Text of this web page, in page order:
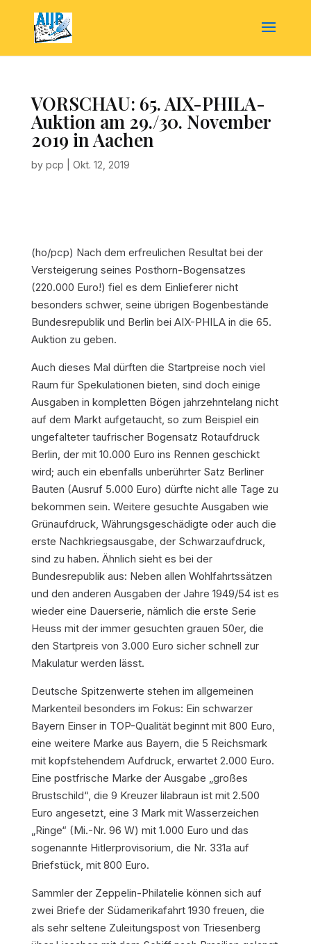
VORSCHAU: 65. AIX-PHILA-
Auktion am 29./30. November
2019 in Aachen
by pcp Okt. 12, 2019
(ho/pcp) Nach dem erfreulichen Resultat bei der
Versteigerung seines Posthorn-Bogensatzes
(220.000 Euro!) fiel es dem Einlieferer nicht
besonders schwer, seine übrigen Bogenbestände
Bundesrepublik und Berlin bei AIX-PHILA in die 65.
Auktion zu geben.
Auch dieses Mal dürften die Startpreise noch viel
Raum für Spekulationen bieten, sind doch einige
Ausgaben in kompletten Bögen jahrzehntelang nicht
auf dem Markt aufgetaucht, so zum Beispiel ein
ungefalteter taufrischer Bogensatz Rotaufdruck
Berlin, der mit 10.000 Euro ins Rennen geschickt
wird; auch ein ebenfalls unberührter Satz Berliner
Bauten (Ausruf 5.000 Euro) dürfte nicht alle Tage zu
bekommen sein. Weitere gesuchte Ausgaben wie
Grünaufdruck, Währungsgeschädigte oder auch die
erste Nachkriegsausgabe, der Schwarzaufdruck,
sind zu haben. Ähnlich sieht es bei der
Bundesrepublik aus: Neben allen Wohlfahrtssätzen
und den anderen Ausgaben der Jahre 1949/54 ist es
wieder eine Dauerserie, nämlich die erste Serie
Heuss mit der immer gesuchten grauen 50er, die
den Startpreis von 3.000 Euro sicher schnell zur
Makulatur werden lässt.
Deutsche Spitzenwerte stehen im allgemeinen
Markenteil besonders im Fokus: Ein schwarzer
Bayern Einser in TOP-Qualität beginnt mit 800 Euro,
eine weitere Marke aus Bayern, die 5 Reichsmark
mit kopfstehendem Aufdruck, erwartet 2.000 Euro.
Eine postfrische Marke der Ausgabe „großes
Brustschild“, die 9 Kreuzer lilabraun ist mit 2.500
Euro angesetzt, eine 3 Mark mit Wasserzeichen
„Ringe“ (Mi.-Nr. 96 W) mit 1.000 Euro und das
sogenannte Hitlerprovisorium, die Nr. 331a auf
Briefstück, mit 800 Euro.
Sammler der Zeppelin-Philatelie können sich auf
zwei Briefe der Südamerikafahrt 1930 freuen, die
als sehr seltene Zuleitungspost von Triesenberg